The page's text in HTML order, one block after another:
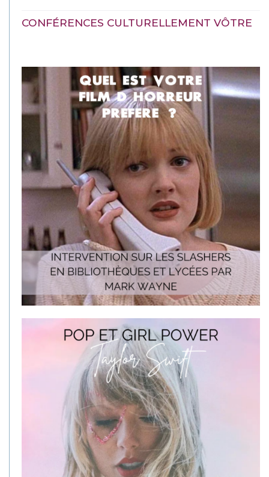
CONFÉRENCES CULTURELLEMENT VÔTRE